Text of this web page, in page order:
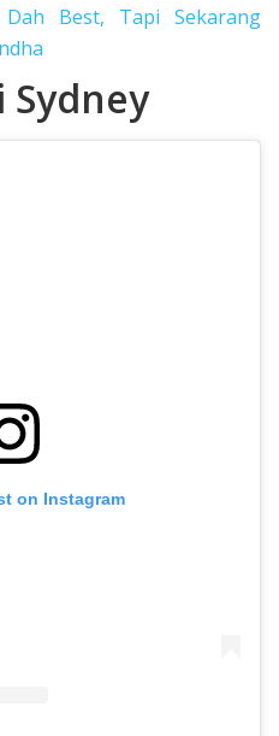
Best, Tapi Sekarang
Sydney
on Instagram